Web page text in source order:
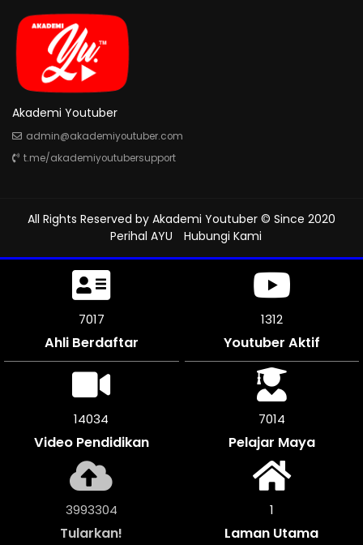
Akademi Youtuber
admin@akademiyoutuber.com
t.me/akademiyoutubersupport
All Rights Reserved by Akademi Youtuber © Since 2020
Perihal AYU
Hubungi Kami
7509
Ahli Berdaftar
1312
Youtuber Aktif
15018
Video Pendidikan
7506
Pelajar Maya
4273416
Tularkan!
1
Laman Utama